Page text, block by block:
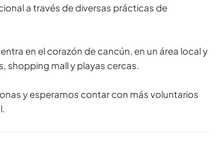
a través de diversas prácticas de
en el corazón de cancún, en un área local y
shopping mall y playas cercas.
y esperamos contar con más voluntarios